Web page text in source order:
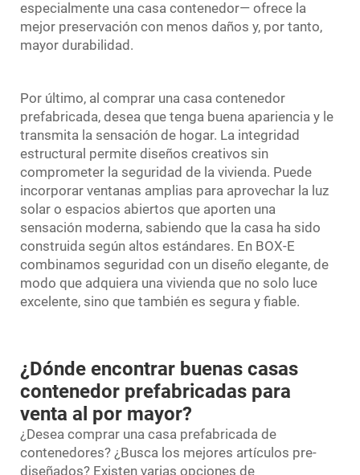
especialmente una casa contenedor— ofrece la
mejor preservación con menos daños y, por tanto,
mayor durabilidad.
Por último, al comprar una casa contenedor
prefabricada, desea que tenga buena apariencia y le
transmita la sensación de hogar. La integridad
estructural permite diseños creativos sin
comprometer la seguridad de la vivienda. Puede
incorporar ventanas amplias para aprovechar la luz
solar o espacios abiertos que aporten una
sensación moderna, sabiendo que la casa ha sido
construida según altos estándares. En BOX-E
combinamos seguridad con un diseño elegante, de
modo que adquiera una vivienda que no solo luce
excelente, sino que también es segura y fiable.
¿Dónde encontrar buenas casas
contenedor prefabricadas para
venta al por mayor?
¿Desea comprar una casa prefabricada de
contenedores? ¿Busca los mejores artículos pre-
diseñados? Existen varias opciones de